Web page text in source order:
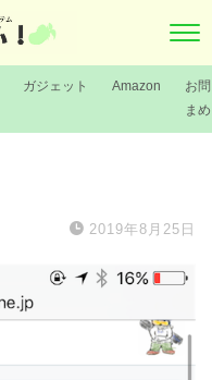
ガジェット Amazon
お
ま
2019年8月25日